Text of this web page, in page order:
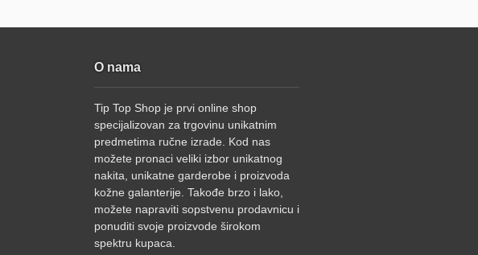
O nama
Tip Top Shop je prvi online shop
specijalizovan za trgovinu unikatnim
predmetima ručne izrade. Kod nas
možete pronaci veliki izbor unikatnog
nakita, unikatne garderobe i proizvoda
kožne galanterije. Takođe brzo i lako,
možete napraviti sopstvenu prodavnicu i
ponuditi svoje proizvode širokom
spektru kupaca.